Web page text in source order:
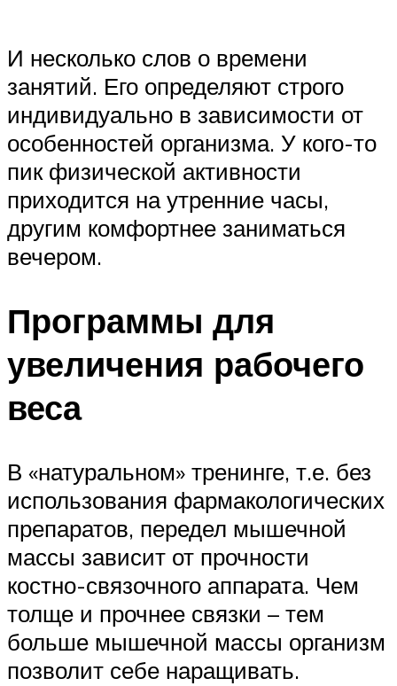
И несколько слов о времени
занятий. Его определяют строго
индивидуально в зависимости от
особенностей организма. У кого-то
пик физической активности
приходится на утренние часы,
другим комфортнее заниматься
вечером.
Программы для
увеличения рабочего
веса
В «натуральном» тренинге, т.е. без
использования фармакологических
препаратов, передел мышечной
массы зависит от прочности
костно-связочного аппарата. Чем
толще и прочнее связки – тем
больше мышечной массы организм
позволит себе наращивать.